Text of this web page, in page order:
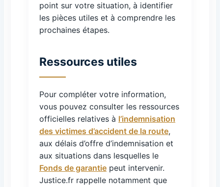
point sur votre situation, à identifier
les pièces utiles et à comprendre les
prochaines étapes.
Ressources utiles
Pour compléter votre information,
vous pouvez consulter les ressources
officielles relatives à l’indemnisation
des victimes d’accident de la route,
aux délais d’offre d’indemnisation et
aux situations dans lesquelles le
Fonds de garantie peut intervenir.
Justice.fr rappelle notamment que